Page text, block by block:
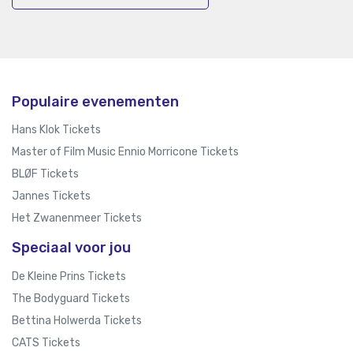
Populaire evenementen
Hans Klok Tickets
Master of Film Music Ennio Morricone Tickets
BLØF Tickets
Jannes Tickets
Het Zwanenmeer Tickets
Speciaal voor jou
De Kleine Prins Tickets
The Bodyguard Tickets
Bettina Holwerda Tickets
CATS Tickets